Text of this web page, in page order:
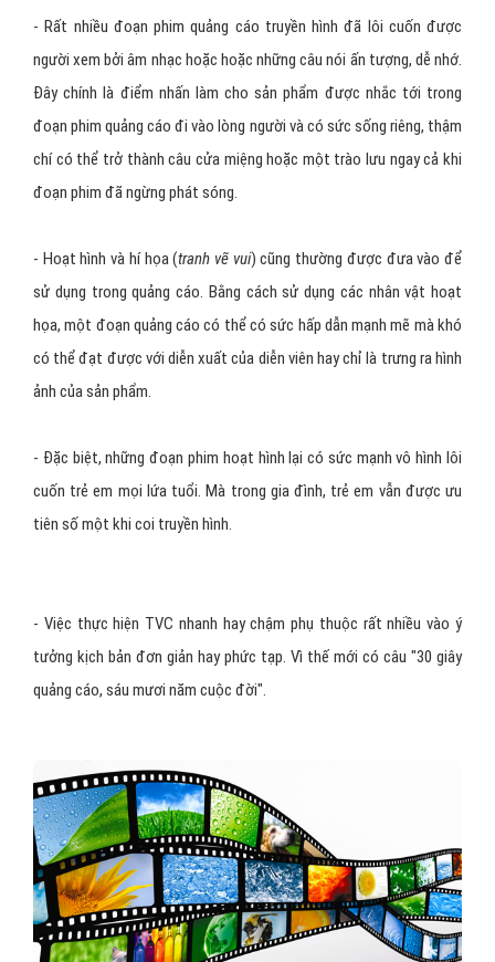
- Rất nhiều đoạn phim quảng cáo truyền hình đã lôi cuốn được
người xem bởi âm nhạc hoặc hoặc những câu nói ấn tượng, dễ nhớ.
Đây chính là điểm nhấn làm cho sản phẩm được nhắc tới trong
đoạn phim quảng cáo đi vào lòng người và có sức sống riêng, thậm
chí có thể trở thành câu cửa miệng hoặc một trào lưu ngay cả khi
đoạn phim đã ngừng phát sóng.
- Hoạt hình và hí họa (tranh vẽ vui) cũng thường được đưa vào để
sử dụng trong quảng cáo. Bằng cách sử dụng các nhân vật hoạt
họa, một đoạn quảng cáo có thể có sức hấp dẫn mạnh mẽ mà khó
có thể đạt được với diễn xuất của diễn viên hay chỉ là trưng ra hình
ảnh của sản phẩm.
- Đặc biệt, những đoạn phim hoạt hình lại có sức mạnh vô hình lôi
cuốn trẻ em mọi lứa tuổi. Mà trong gia đình, trẻ em vẫn được ưu
tiên số một khi coi truyền hình.
- Việc thực hiện TVC nhanh hay chậm phụ thuộc rất nhiều vào ý
tưởng kịch bản đơn giản hay phức tạp. Vì thế mới có câu "30 giây
quảng cáo, sáu mươi năm cuộc đời".